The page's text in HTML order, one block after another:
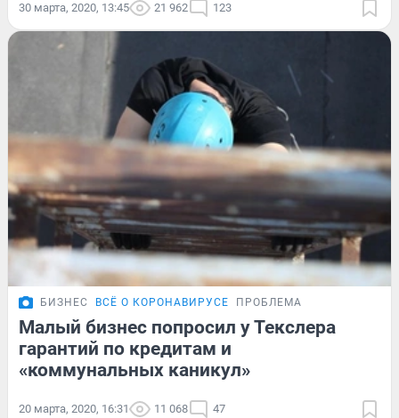
30 марта, 2020, 13:45 21 962 123
БИЗНЕС ВСЁ О КОРОНАВИРУСЕ ПРОБЛЕМА
Малый бизнес попросил у Текслера
гарантий по кредитам и
«коммунальных каникул»
20 марта, 2020, 16:31 11 068 47